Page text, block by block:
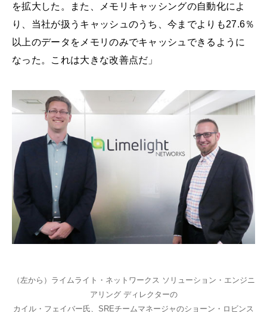
を拡大した。また、メモリキャッシングの自動化によ
り、当社が扱うキャッシュのうち、今までよりも27.6％
以上のデータをメモリのみでキャッシュできるように
なった。これは大きな改善点だ」
（左から）ライムライト・ネットワークス ソリューション・エンジニ
アリング ディレクターの
カイル・フェイバー氏、SREチームマネージャのショーン・ロビンス